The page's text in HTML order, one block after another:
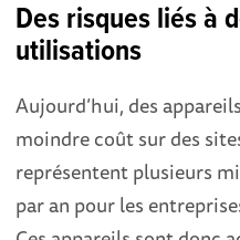
Des risques liés à
utilisations
Aujourd’hui, des
moindre coût sur des
représentent plusieurs
par an pour les